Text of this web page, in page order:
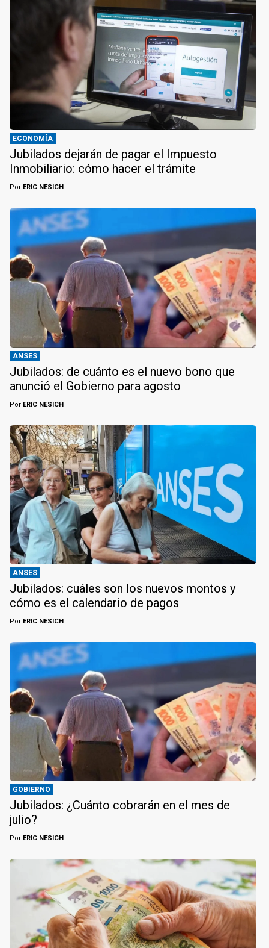
ECONOMÍA
Jubilados dejarán de pagar el Impuesto
Inmobiliario: cómo hacer el trámite
Por ERIC NESICH
ANSES
Jubilados: de cuánto es el nuevo bono que
anunció el Gobierno para agosto
Por ERIC NESICH
ANSES
Jubilados: cuáles son los nuevos montos y
cómo es el calendario de pagos
Por ERIC NESICH
GOBIERNO
Jubilados: ¿Cuánto cobrarán en el mes de
julio?
Por ERIC NESICH